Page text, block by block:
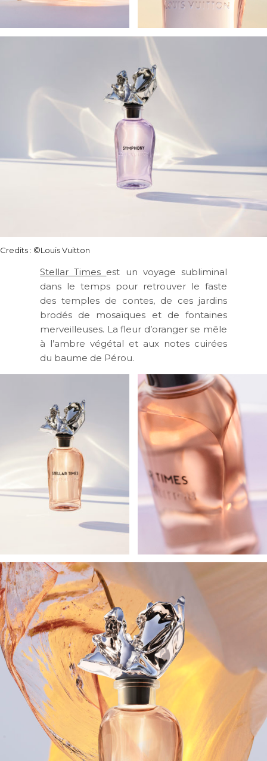
Credits : ©Louis Vuitton
Stellar Times est un voyage subliminal
dans le temps pour retrouver le faste
des temples de contes, de ces jardins
brodés de mosaïques et de fontaines
merveilleuses. La fleur d’oranger se mêle
à l’ambre végétal et aux notes cuirées
du baume de Pérou.